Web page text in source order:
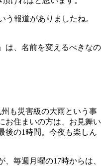
う報道がありましたね。
は、名前を変えるべきなの
も災害級の大雨という事
お住まいの方は、お見舞い
後の1時間。今夜も楽しん
毎週月曜の17時からは、